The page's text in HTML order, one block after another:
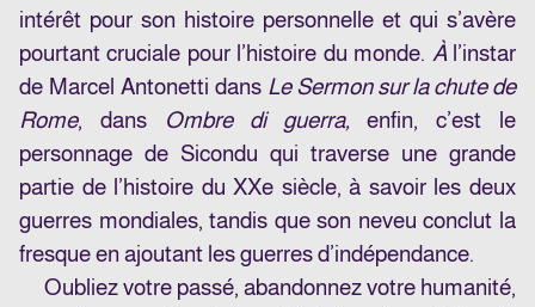
intérêt pour son histoire personnelle et qui s’avère
pourtant cruciale pour l’histoire du monde. Àl’instar
de Marcel Antonetti dans Le Sermon sur la chute de
Rome, dans Ombre di guerra, enfin, c’est le
personnage de Sicondu qui traverse une grande
partie de l’histoire du XXe siècle, à savoir les deux
guerres mondiales, tandis que son neveu conclut la
fresque en ajoutant les guerres d’indépendance.
Oubliez votre passé, abandonnezvotre humanité,